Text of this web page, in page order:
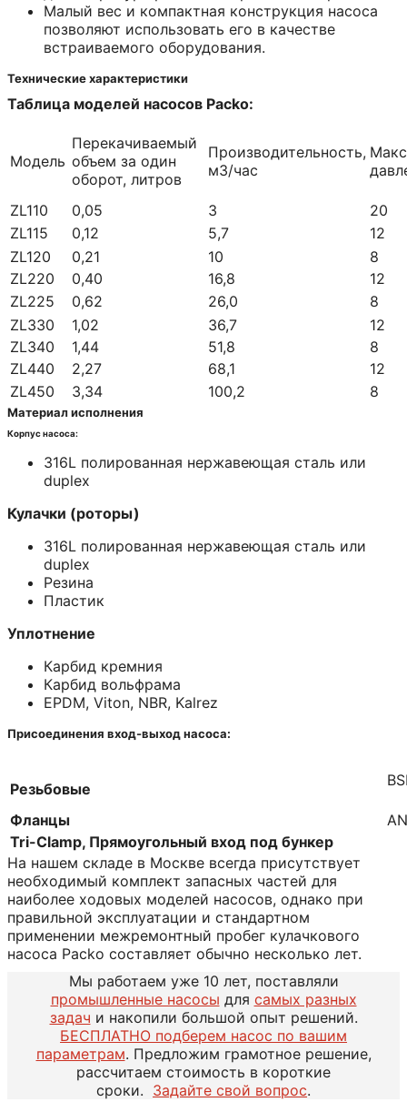
Малый вес и компактная конструкция насоса
позволяют использовать его в качестве
встраиваемого оборудования.
Технические характеристики
Таблица моделей насосов Packo:
Модель
Перекачиваемый
объем за один
оборот, литров
Производительность,
м3/час
ZL110 0,05 3
20
ZL115
0,12 5,7
12
ZL120
0,21 10
8
ZL220
0,40 16,8
12
ZL225
0,62 26,0
8
ZL330
1,02 36,7
12
ZL340
1,44 51,8
8
ZL440
2,27 68,1
12
ZL450
3,34 100,2 8
Материал исполнения
Корпус насоса:
316L полированная нержавеющая сталь или
duplex
Кулачки (роторы)
316L полированная нержавеющая сталь или
duplex
Резина
Пластик
Уплотнение
Карбид кремния
Карбид вольфрама
EPDM, Viton, NBR, Kalrez
Присоединения вход-выход насоса:
Резьбовые
Фланцы
Tri-Clamp, Прямоугольный вход под бункер
На нашем складе в Москве всегда присутствует
необходимый комплект запасных частей для
наиболее ходовых моделей насосов, однако при
правильной эксплуатации и стандартном
применении межремонтный пробег кулачкового
насоса Packo составляет обычно несколько лет.
Мы работаем уже 10 лет, поставляли
промышленные насосы для самых разных
задач и накопили большой опыт решений.
БЕСПЛАТНО подберем насос по вашим
параметрам. Предложим грамотное решение,
рассчитаем стоимость в короткие
сроки. Задайте свой вопрос.